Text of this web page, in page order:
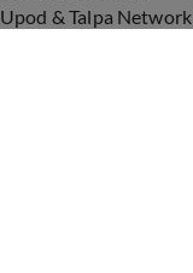
Upod & Talpa Network